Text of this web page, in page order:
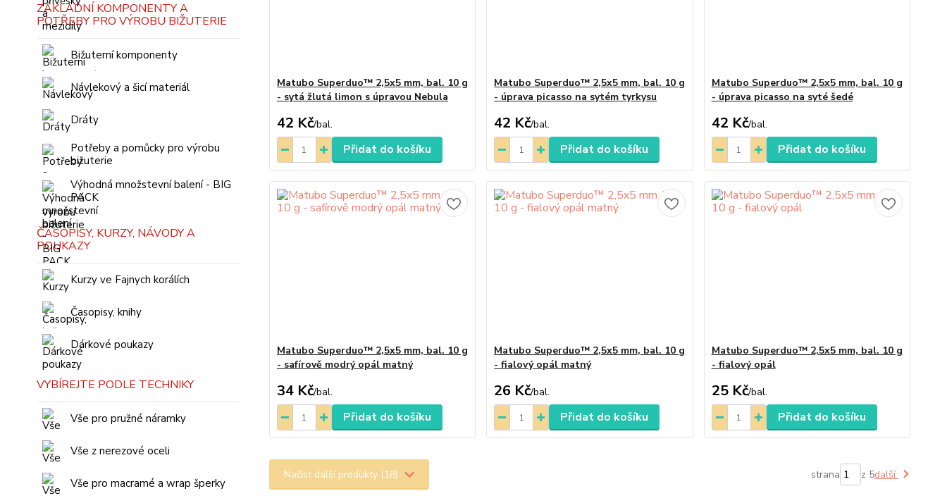
ZÁKLADNÍ KOMPONENTY A
POTŘEBY PRO VÝROBU BIŽUTERIE
Bižuterní komponenty
Návlekový a šicí materiál
Dráty
Potřeby a pomůcky pro výrobu
bižuterie
Výhodná množstevní balení - BIG
PACK
ČASOPISY, KURZY, NÁVODY A
POUKAZY
Kurzy ve Fajnych korálích
Časopisy, knihy
Dárkové poukazy
VYBÍREJTE PODLE TECHNIKY
Vše pro pružné náramky
Vše z nerezové oceli
Vše pro macramé a wrap šperky
Matubo Superduo™ 2,5x5 mm, bal. 10 g
- sytá žlutá limon s úpravou Nebula
42 Kč/bal.
Přidat do košíku
Matubo Superduo™ 2,5x5 mm, bal. 10 g
- úprava picasso na sytém tyrkysu
42 Kč/bal.
Přidat do košíku
Matubo Superduo™ 2,5x5 mm, bal. 10 g
- úprava picasso na syté šedé
42 Kč/bal.
Přidat do košíku
Matubo Superduo™ 2,5x5 mm, bal. 10 g
- safírově modrý opál matný
34 Kč/bal.
Přidat do košíku
Matubo Superduo™ 2,5x5 mm, bal. 10 g
- fialový opál matný
26 Kč/bal.
Přidat do košíku
Matubo Superduo™ 2,5x5 mm, bal. 10 g
- fialový opál
25 Kč/bal.
Přidat do košíku
Načíst další produkty (18) strana z 5další